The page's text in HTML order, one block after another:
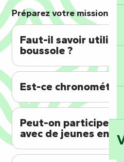
Préparez votre mission !
Faut-il savoir utiliser
boussole ?
Est-ce chronométré
Peut-on participer
avec de jeunes